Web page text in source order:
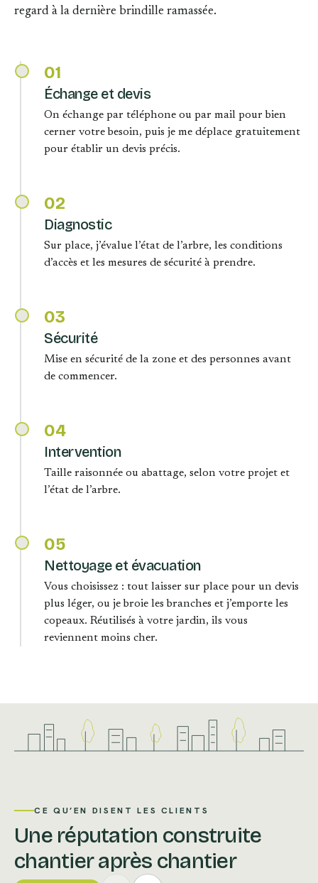
regard à la dernière brindille ramassée.
01
Échange et devis
On échange par téléphone ou par mail pour bien
cerner votre besoin, puis je me déplace gratuitement
pour établir un devis précis.
02
Diagnostic
Sur place, j’évalue l’état de l’arbre, les conditions
d’accès et les mesures de sécurité à prendre.
03
Sécurité
Mise en sécurité de la zone et des personnes avant
de commencer.
04
Intervention
Taille raisonnée ou abattage, selon votre projet et
l’état de l’arbre.
05
Nettoyage et évacuation
Vous choisissez : tout laisser sur place pour un devis
plus léger, ou je broie les branches et j’emporte les
copeaux. Réutilisés à votre jardin, ils vous
reviennent moins cher.
CE QU’EN DISENT LES CLIENTS
Une réputation construite
chantier après chantier